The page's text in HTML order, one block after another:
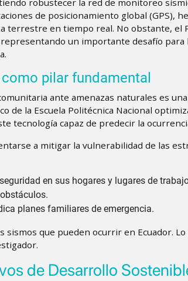
robustecer la red de monitoreo
de posicionamiento global (GPS),
terrestre en tiempo real. No obstante, el
un importante desafío
pilar fundamental
ante amenazas naturales es
de la Escuela Politécnica Nacional
tecnología capaz de predecir la
a mitigar la vulnerabilidad de las
en sus hogares y lugares de
planes familiares de emergencia.
sismos que pueden ocurrir en Ecuador.
de Desarrollo